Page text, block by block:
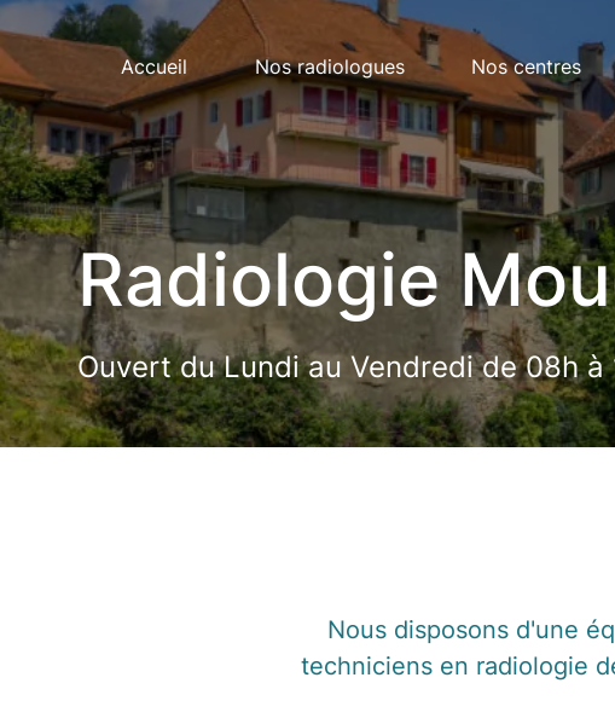
Accueil Nos radiologues Nos centres
Radiologie
Ouvert du Lundi au Vendredi de 08h à
Nous disposons d'une
techniciens en radiologie